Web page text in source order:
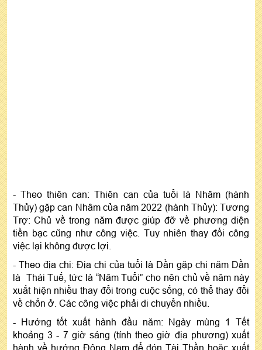
- Theo thiên can: Thiên can của tuổi là Nhâm (hành
Thủy) gặp can Nhâm của năm 2022 (hành Thủy): Tương
Trợ: Chủ về trong năm được giúp đỡ về phương diện
tiền bạc cũng như công việc. Tuy nhiên thay đổi công
việc lại không được lợi.
- Theo địa chi: Địa chi của tuổi là Dần gặp chi năm Dần
là Thái Tuế, tức là “Năm Tuổi” cho nên chủ về năm này
xuất hiện nhiều thay đổi trong cuộc sống, có thể thay đổi
về chốn ở. Các công việc phải di chuyển nhiều.
- Hướng tốt xuất hành đầu năm: Ngày mùng 1 Tết
khoảng 3 - 7 giờ sáng (tính theo giờ địa phương) xuất
hành về hướng Đông Nam để đón Tài Thần hoặc xuất